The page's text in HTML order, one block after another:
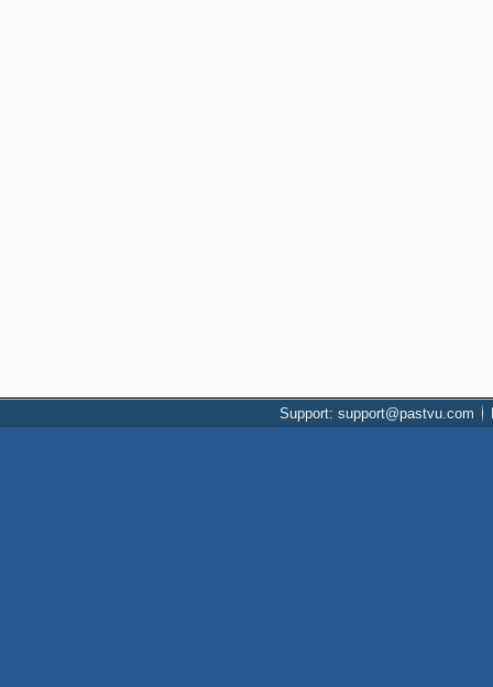
Support: support@pastvu.com